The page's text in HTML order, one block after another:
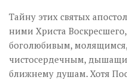
Тайну этих святых
ними Христа
боголюбивым,
чистосердечным,
ближнему душам. Хотя